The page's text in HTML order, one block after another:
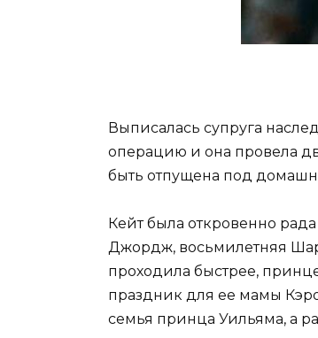
Выписалась супруга
операцию и она провела
быть отпущена под
Кейт была откровенно
Джордж, восьмилетняя
проходила быстрее,
праздник для ее мамы
семья принца Уильяма, а